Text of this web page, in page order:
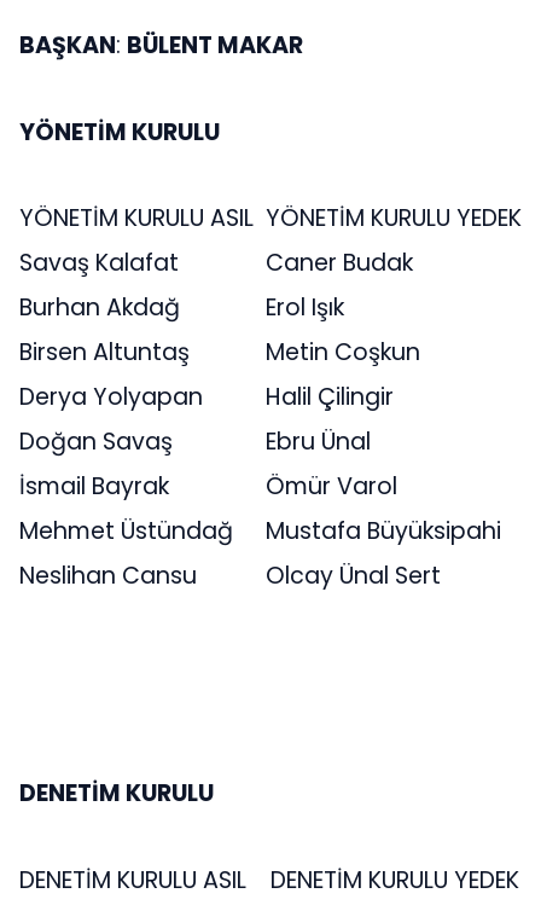
BAŞKAN: BÜLENT MAKAR
YÖNETİM KURULU
YÖNETİM KURULU ASIL YÖNETİM KURULU YEDEK
Savaş Kalafat
Caner Budak
Burhan Akdağ
Erol Işık
Birsen Altuntaş
Metin Coşkun
Derya Yolyapan
Halil Çilingir
Doğan Savaş
Ebru Ünal
İsmail Bayrak
Ömür Varol
Mehmet Üstündağ
Mustafa Büyüksipahi
Neslihan Cansu
Olcay Ünal Sert
DENETİM KURULU
DENETİM KURULU ASIL DENETİM KURULU YEDEK